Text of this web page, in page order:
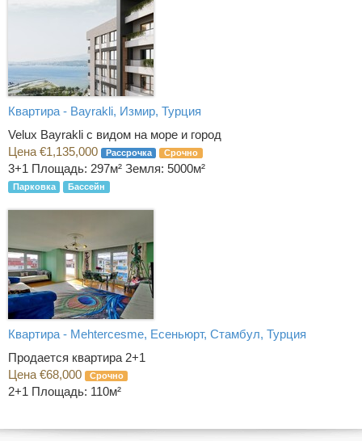
Квартира - Bayrakli, Измир, Турция
Velux Bayrakli с видом на море и город
Цена €1,135,000
Рассрочка Срочно
3+1 Площадь: 297м² Земля: 5000м²
Парковка Бассейн
Квартира - Mehtercesme, Есеньюрт, Стамбул, Турция
Продается квартира 2+1
Цена €68,000
Срочно
2+1 Площадь: 110м²